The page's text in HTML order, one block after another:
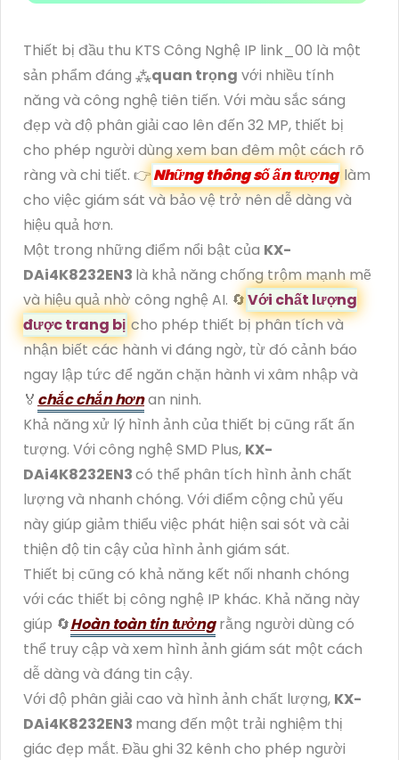
Thiết bị đầu thu KTS Công Nghệ IP link_00 là một
sản phẩm đáng ⁂quan trọng với nhiều tính
năng và công nghệ tiên tiến. Với màu sắc sáng
đẹp và độ phân giải cao lên đến 32 MP, thiết bị
cho phép người dùng xem ban đêm một cách rõ
ràng và chi tiết. 👉Những thông số ấn tượng làm
cho việc giám sát và bảo vệ trở nên dễ dàng và
hiệu quả hơn.
Một trong những điểm nổi bật của KX-
DAi4K8232EN3 là khả năng chống trộm mạnh mẽ
và hiệu quả nhờ công nghệ AI. 🔄Với chất lượng
được trang bị cho phép thiết bị phân tích và
nhận biết các hành vi đáng ngờ, từ đó cảnh báo
ngay lập tức để ngăn chặn hành vi xâm nhập và ️
🏅️ chắc chắn hơnan ninh.
Khả năng xử lý hình ảnh của thiết bị cũng rất ấn
tượng. Với công nghệ SMD Plus, KX-
DAi4K8232EN3có thể phân tích hình ảnh chất
lượng và nhanh chóng. Với điểm cộng chủ yếu
này giúp giảm thiểu việc phát hiện sai sót và cải
thiện độ tin cậy của hình ảnh giám sát.
Thiết bị cũng có khả năng kết nối nhanh chóng
với các thiết bị công nghệ IP khác. Khả năng này
giúp 🔄Hoàn toàn tin tưởngrằng người dùng có
thể truy cập và xem hình ảnh giám sát một cách
dễ dàng và đáng tin cậy.
Với độ phân giải cao và hình ảnh chất lượng, KX-
DAi4K8232EN3 mang đến một trải nghiệm thị
giác đẹp mắt. Đầu ghi 32 kênh cho phép người